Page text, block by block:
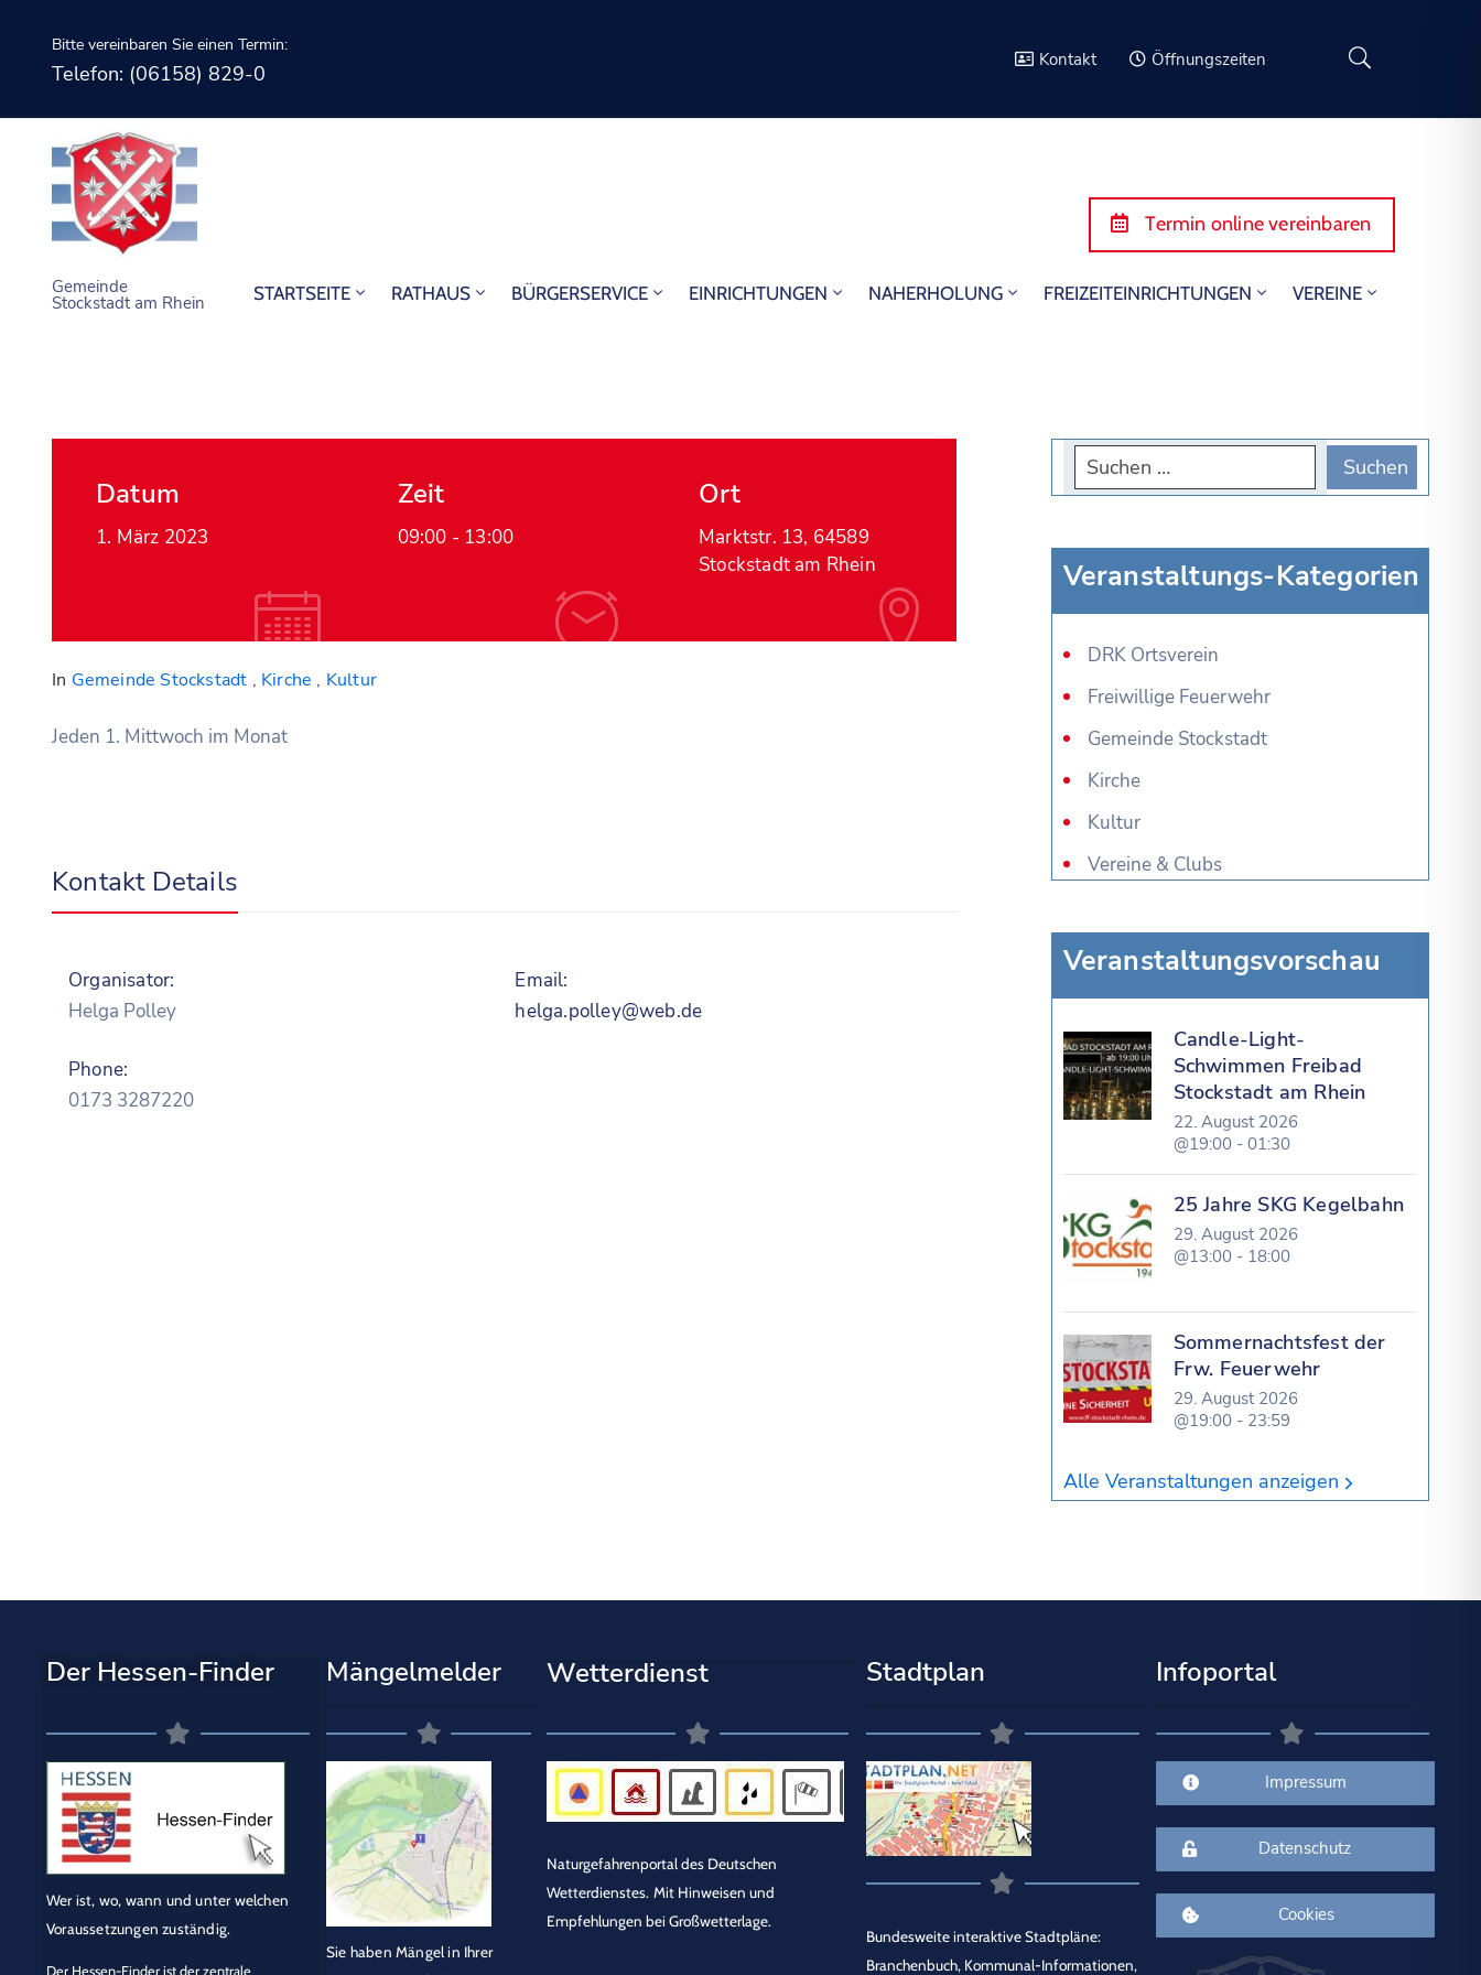
Bitte vereinbaren Sie einen Termin:
Telefon: (06158) 829-0
Kontakt Öffnungszeiten
Gemeinde
Stockstadt am Rhein
Termin online vereinbaren
STARTSEITE RATHAUS BÜRGERSERVICE EINRICHTUNGEN NAHERHOLUNG FREIZEITEINRICHTUNGEN VEREINE
Datum
1. März 2023
Zeit
09:00 - 13:00
Ort
Marktstr. 13, 64589
Stockstadt am Rhein
In Gemeinde Stockstadt , Kirche , Kultur
Jeden 1. Mittwoch im Monat
Kontakt Details
Organisator:
Helga Polley
Phone:
0173 3287220
Email:
helga.polley@web.de
Veranstaltungs-Kategorien
DRK Ortsverein
Freiwillige Feuerwehr
Gemeinde Stockstadt
Kirche
Kultur
Vereine & Clubs
Veranstaltungsvorschau
Candle-Light-
Schwimmen Freibad
Stockstadt am Rhein
22. August 2026
@19:00 - 01:30
25 Jahre SKG Kegelbahn
29. August 2026
@13:00 - 18:00
Sommernachtsfest der
Frw. Feuerwehr
29. August 2026
@19:00 - 23:59
Alle Veranstaltungen anzeigen
Der Hessen-Finder
Wer ist, wo, wann und unter welchen
Voraussetzungen zuständig.
Der Hessen-Finder ist der zentrale
Mängelmelder
Sie haben Mängel in Ihrer
Wetterdienst
Naturgefahrenportal des Deutschen
Wetterdienstes. Mit Hinweisen und
Empfehlungen bei Großwetterlage.
Stadtplan
Bundesweite interaktive Stadtpläne:
Branchenbuch, Kommunal-Informationen,
Infoportal
Impressum
Datenschutz
Cookies